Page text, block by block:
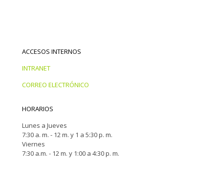
ACCESOS INTERNOS
INTRANET
CORREO ELECTRÓNICO
HORARIOS
Lunes a Jueves
7:30 a. m. - 12 m. y 1 a 5:30 p. m.
Viernes
7:30 a.m. - 12 m. y 1:00 a 4:30 p. m.